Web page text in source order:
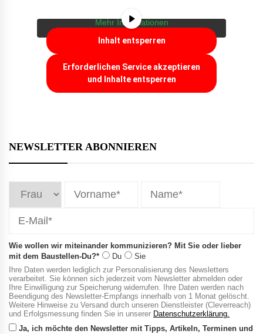
Mehr Informationen
Inhalt entsperren
Erforderlichen Service akzeptieren
und Inhalte entsperren
NEWSLETTER ABONNIEREN
Wie wollen wir miteinander kommunizieren? Mit Sie oder lieber
mit dem Baustellen-Du?*
Du
Sie
Ihre Daten werden lediglich zur Personalisierung des Newsletters
verarbeitet. Sie können sich jederzeit vom Newsletter abmelden oder
Ihre Einwilligung zur Speicherung widerrufen. Ihre Daten werden nach
Beendigung des Newsletter-Empfangs innerhalb von 1 Monat gelöscht.
Weitere Hinweise zu Versand durch unseren Dienstleister (Cleverreach)
und Erfolgsmessung finden Sie in unserer Datenschutzerklärung.
Ja, ich möchte den Newsletter mit Tipps, Artikeln, Terminen und